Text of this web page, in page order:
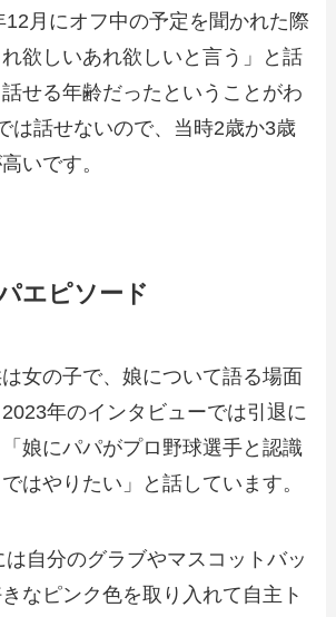
12月にオフ中の予定を聞かれた際
欲しいあれ欲しいと言う」と話
せる年齢だったということがわ
は話せないので、当時2歳か3歳
いです。
エピソード
女の子で、娘について語る場面
年のインタビューでは引退に
娘にパパがプロ野球選手と認識
はやりたい」と話しています。
は自分のグラブやマスコットバッ
なピンク色を取り入れて自主ト